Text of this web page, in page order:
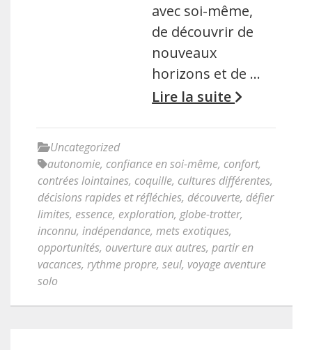
avec soi-même,
de découvrir de
nouveaux
horizons et de …
Lire la suite
Uncategorized
autonomie, confiance en soi-même, confort,
contrées lointaines, coquille, cultures différentes,
décisions rapides et réfléchies, découverte, défier
limites, essence, exploration, globe-trotter,
inconnu, indépendance, mets exotiques,
opportunités, ouverture aux autres, partir en
vacances, rythme propre, seul, voyage aventure
solo